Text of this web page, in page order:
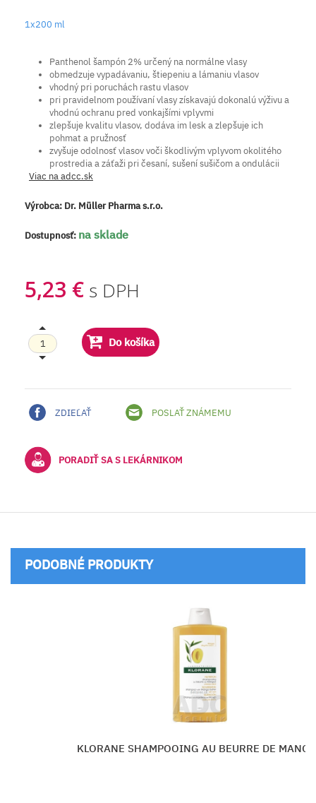
1x200 ml
Panthenol šampón 2% určený na normálne vlasy
obmedzuje vypadávaniu, štiepeniu a lámaniu vlasov
vhodný pri poruchách rastu vlasov
pri pravidelnom používaní vlasy získavajú dokonalú výživu a
vhodnú ochranu pred vonkajšími vplyvmi
zlepšuje kvalitu vlasov, dodáva im lesk a zlepšuje ich
pohmat a pružnosť
zvyšuje odolnosť vlasov voči škodlivým vplyvom okolitého
prostredia a záťaži pri česaní, sušení sušičom a ondulácii
Viac na adcc.sk
Výrobca: Dr. Müller Pharma s.r.o.
Dostupnosť: na sklade
5,23 € s DPH
Do košíka
ZDIEĽAŤ POSLAŤ ZNÁMEMU
PORADIŤ SA S LEKÁRNIKOM
PODOBNÉ PRODUKTY
AU BEURRE DE MANGUE